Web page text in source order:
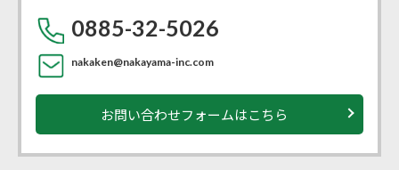
0885-32-5026
nakaken@nakayama-inc.com
お問い合わせフォームはこちら